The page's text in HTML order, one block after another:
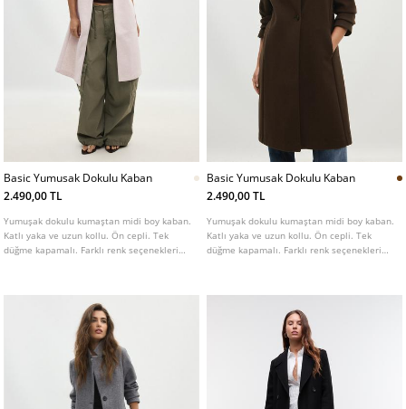
Basic Yumusak Dokulu Kaban
2.490,00 TL
Yumuşak dokulu kumaştan midi boy kaban.
Katlı yaka ve uzun kollu. Ön cepli. Tek
düğme kapamalı. Farklı renk seçenekleri
Basic Yumusak Dokulu Kaban
2.490,00 TL
Yumuşak dokulu kumaştan midi boy kaban.
Katlı yaka ve uzun kollu. Ön cepli. Tek
düğme kapamalı. Farklı renk seçenekleri